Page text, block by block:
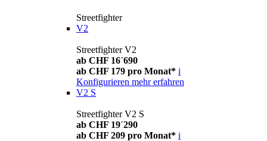
Streetfighter
V2
Streetfighter V2
ab CHF 16´690
ab CHF 179 pro Monat* i
Konfigurieren mehr erfahren
V2 S
Streetfighter V2 S
ab CHF 19´290
ab CHF 209 pro Monat* i